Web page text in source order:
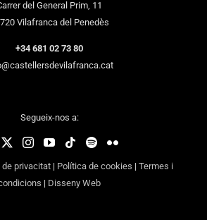
del General Prim, 11
Vilafranca del Penedès
+34 681 02 73 80
Segueix-nos a:
de privacitat| Política de cookies | Termes i
| Disseny Web